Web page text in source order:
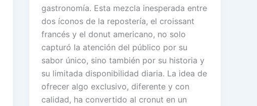
gastronomía. Esta mezcla inesperada entre
dos íconos de la repostería, el croissant
francés y el donut americano, no solo
capturó la atención del público por su
sabor único, sino también por su historia y
su limitada disponibilidad diaria. La idea de
ofrecer algo exclusivo, diferente y con
calidad, ha convertido al cronut en un